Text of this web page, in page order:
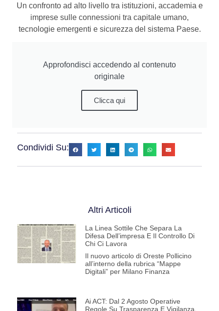
Un confronto ad alto livello tra istituzioni, accademia e
imprese sulle connessioni tra capitale umano,
tecnologie emergenti e sicurezza del sistema Paese.
Approfondisci accedendo al contenuto
originale
Clicca qui
Condividi Su:
Altri Articoli
La Linea Sottile Che Separa La
Difesa Dell’impresa E Il Controllo Di
Chi Ci Lavora
Il nuovo articolo di Oreste Pollicino
all’interno della rubrica “Mappe
Digitali” per Milano Finanza
Ai ACT: Dal 2 Agosto Operative
Regole Su Trasparenza E Vigilanza.